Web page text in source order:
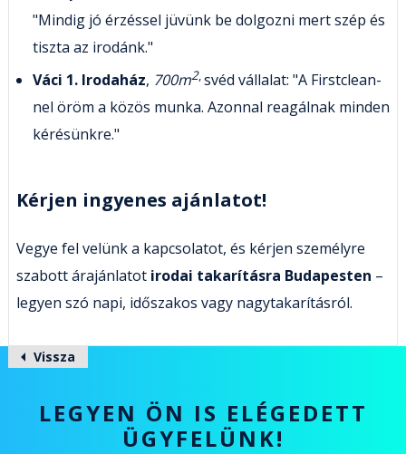
"Mindig jó érzéssel jüvünk be dolgozni mert szép és
tiszta az irodánk."
Váci 1. Irodaház, 700m2,svéd vállalat: "A Firstclean-
nel öröm a közös munka. Azonnal reagálnak minden
kérésünkre."
Kérjen ingyenes ajánlatot!
Vegye fel velünk a kapcsolatot, és kérjen személyre
szabott árajánlatot irodai takarításra Budapesten –
legyen szó napi, időszakos vagy nagytakarításról.
Vissza
LEGYEN ÖN IS ELÉGEDETT
ÜGYFELÜNK!